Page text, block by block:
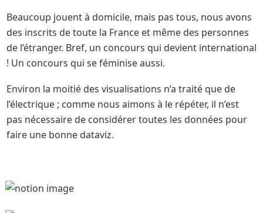
Beaucoup jouent à domicile, mais pas tous, nous avons
des inscrits de toute la France et même des personnes
de l’étranger. Bref, un concours qui devient international
! Un concours qui se féminise aussi.
Environ la moitié des visualisations n’a traité que de
l’électrique ; comme nous aimons à le répéter, il n’est
pas nécessaire de considérer toutes les données pour
faire une bonne dataviz.